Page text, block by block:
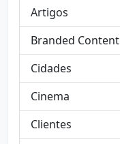
Artigos
Branded Content
Cidades
Cinema
Clientes